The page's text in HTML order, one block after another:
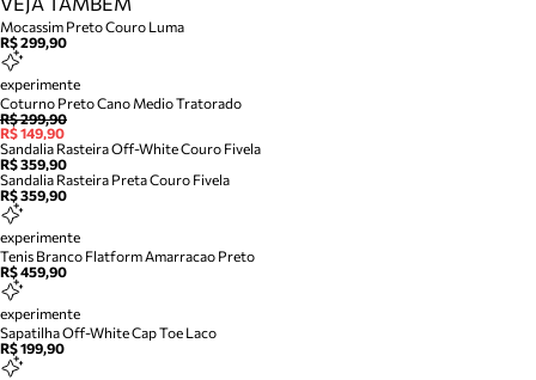
Mocassim Preto Couro Luma
R$ 299,90
experimente
Coturno Preto Cano Medio Tratorado
R$ 299,90
R$ 149,90
Sandalia Rasteira Off-White Couro Fivela
R$ 359,90
Sandalia Rasteira Preta Couro Fivela
R$ 359,90
experimente
Tenis Branco Flatform Amarracao Preto
R$ 459,90
experimente
Sapatilha Off-White Cap Toe Laco
R$ 199,90